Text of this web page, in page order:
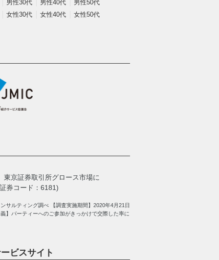
男性30代 男性40代
男性50代
女性30代
女性40代 女性50代
東京証券取引所グロース市場に
券コード：6181)
サルティング調べ 【調査実施期間】2020年4月21日
】パーティーへのご参加がきっかけで交際した率に
ビスサイト